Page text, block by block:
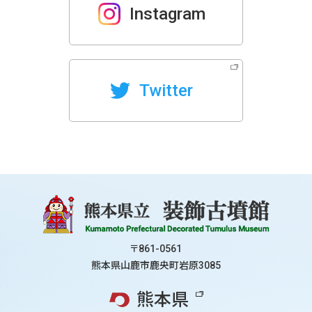
Instagram
Twitter
〒861-0561
熊本県山鹿市鹿央町岩原3085
熊本県